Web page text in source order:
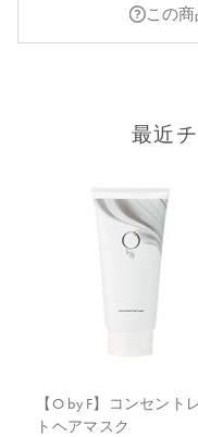
この
最近
【O by F】コンセント
トヘアマスク